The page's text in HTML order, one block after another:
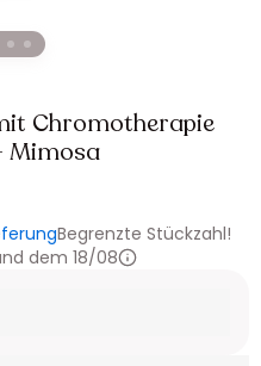
Chromotherapie
Mimosa
Begrenzte Stückzahl!
dem 18/08